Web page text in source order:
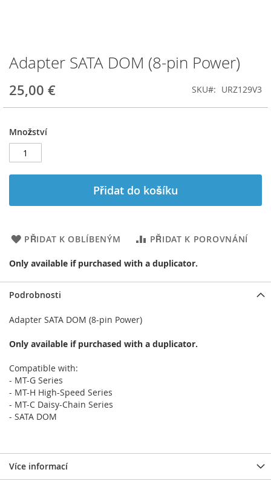
Adapter SATA DOM (8-pin Power)
25,00 € SKU URZ129V3
Množství
Přidat do košíku
PŘIDAT K OBLÍBENÝM PŘIDAT K POROVNÁNÍ
Only available if purchased with a duplicator.
Přeskočit
na
začátek
galerie
s
Podrobnosti
Adapter SATA DOM (8-pin Power)
Only available if purchased with a duplicator.
Compatible with:
- MT-G Series
- MT-H High-Speed Series
- MT-C Daisy-Chain Series
- SATA DOM
Více informací